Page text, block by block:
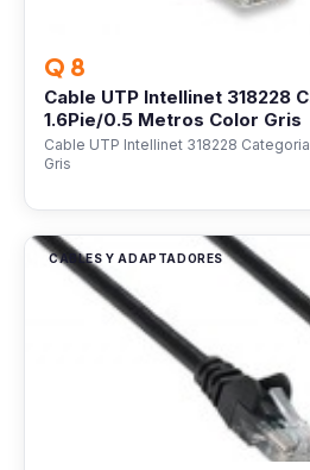
Q 8
Cable UTP Intellinet 318228
1.6Pie/0.5 Metros Color Gris
Cable UTP Intellinet 318228
Gris
CABLES Y ADAPTADORES